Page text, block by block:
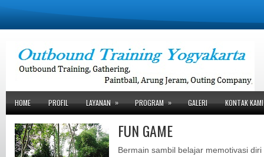
HOME PROFIL LAYANAN » PROGRAM » GALERI KONTAK KAMI
FUN GAME
Bermain sambil belajar memotivasi